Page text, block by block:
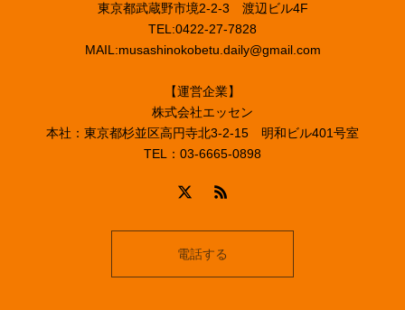
東京都武蔵野市境2-2-3 渡辺ビル4F
TEL:0422-27-7828
MAIL:musashinokobetu.daily@gmail.com
【運営企業】
株式会社エッセン
本社：東京都杉並区高円寺北3-2-15 明和ビル401号室
TEL：03-6665-0898
電話する